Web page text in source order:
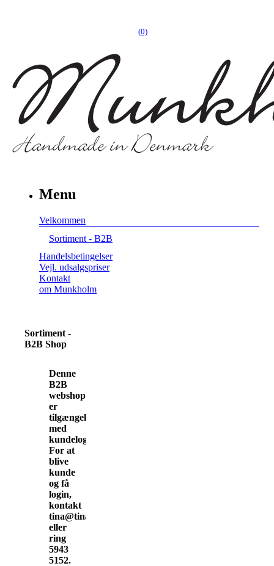
(0)
Menu
Velkommen
Sortiment - B2B
Handelsbetingelser
Vejl. udsalgspriser
Kontakt
om Munkholm
Sortiment -
B2B Shop
Denne
B2B
webshop
er
tilgængelig
med
kundelogin.
For at
blive
kunde
og få
login,
kontakt
tina@tinamunkholm.dk
eller
ring
5943
5152.